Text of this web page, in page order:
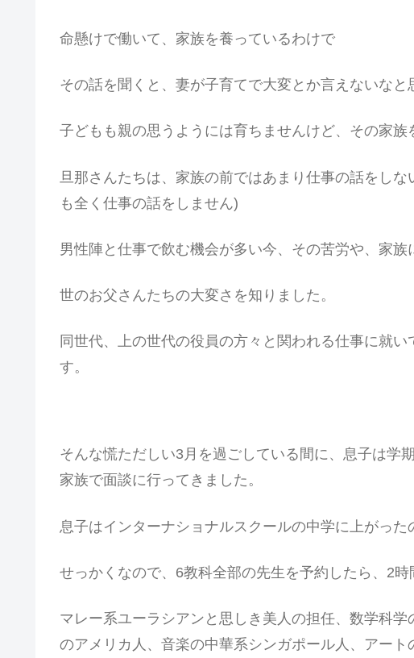
命懸けで働いて、家族を養っているわけで
その話を聞くと、妻が子育てで大変とか言えないなと
子どもも親の思うようには育ちませんけど、その家族
旦那さんたちは、家族の前ではあまり仕事の話をし
も全く仕事の話をしません)
男性陣と仕事で飲む機会が多い今、その苦労や、家
世のお父さんたちの大変さを知りました。
同世代、上の世代の役員の方々と関われる仕事に就
す。
そんな慌ただしい3月を過ごしている間に、息子は学
家族で面談に行ってきました。
息子はインターナショナルスクールの中学に上がった
せっかくなので、6教科全部の先生を予約したら、2時
マレー系ユーラシアンと思しき美人の担任、数学科
のアメリカ人、音楽の中華系シンガポール人、アー